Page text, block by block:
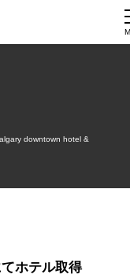
downtown hotel &
ホテル取得